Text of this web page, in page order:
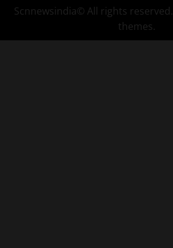
Scnnewsindia© All rights reserved.
themes.